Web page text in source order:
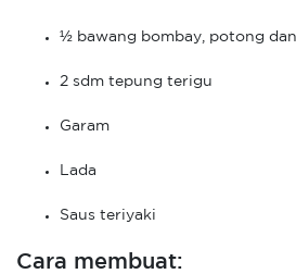
½ bawang bombay, potong
2 sdm tepung terigu
Garam
Lada
Saus teriyaki
Cara membuat: